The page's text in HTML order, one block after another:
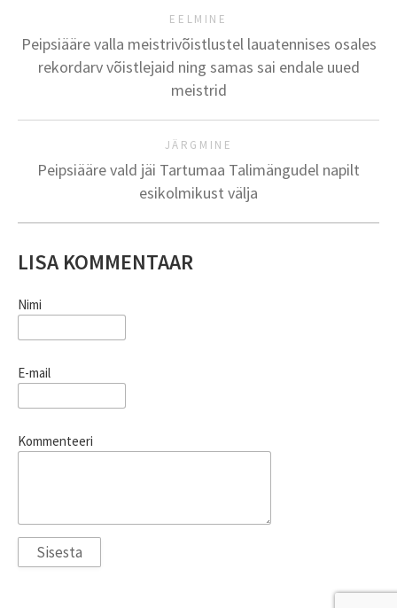
EELMINE
Peipsiääre valla meistrivõistlustel lauatennises osales
rekordarv võistlejaid ning samas sai endale uued
meistrid
JÄRGMINE
Peipsiääre vald jäi Tartumaa Talimängudel napilt
esikolmikust välja
LISA KOMMENTAAR
Nimi
E-mail
Kommenteeri